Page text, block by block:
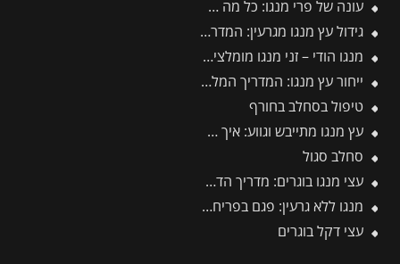
עונה של פרי מנגו: כל מה שצריך לדעת על מועדי ההבשלה, הקטיף וההנבה
גידול עץ מנגו מגרעין: המדריך להנבטה, תנאי גידול וכדאיות
מנגו הודי – זני מנגו מומלצים בעלי פרופיל טעם עשיר וארומטי
ייחור עץ מנגו: המדריך המלא לריבוי וכל הסיבות למה עדיף לוותר על זה
טיפול בסחלב בחורף
עץ מנגו מתייבש וגווע: איך מזהים את הבעיה ומצילים את העץ בזמן?
סחלב סגול
עצי מנגו בוגרים: מדריך הדרך המהירה לפירות וצל בגינה
מנגו ללא גרעין: פגם בפריחה או יתרון אקזוטי?
עצי דקל בוגרים